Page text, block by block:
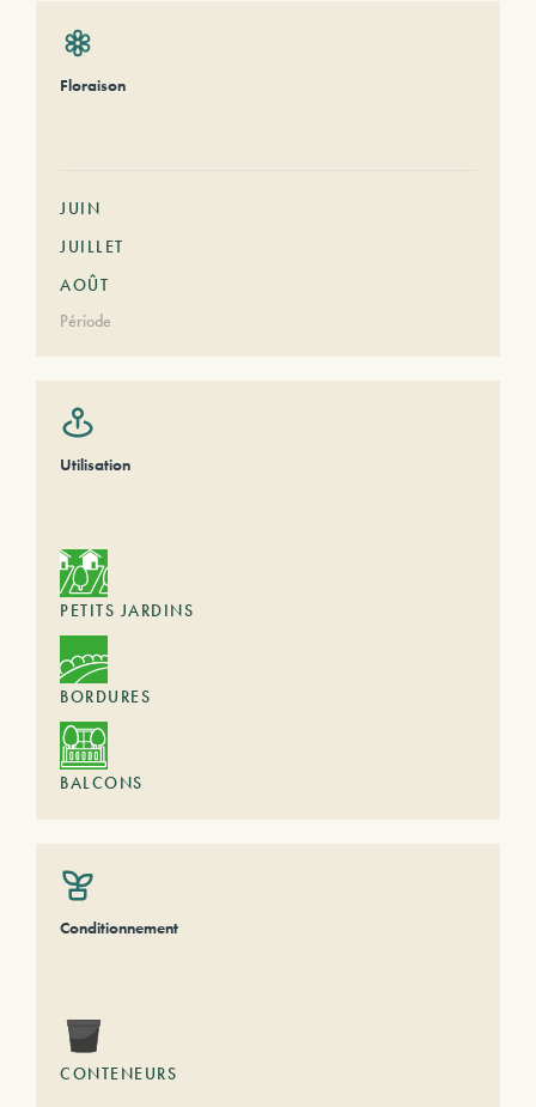
Floraison
JUIN
JUILLET
AOÛT
Période
Utilisation
PETITS JARDINS
BORDURES
BALCONS
Conditionnement
CONTENEURS